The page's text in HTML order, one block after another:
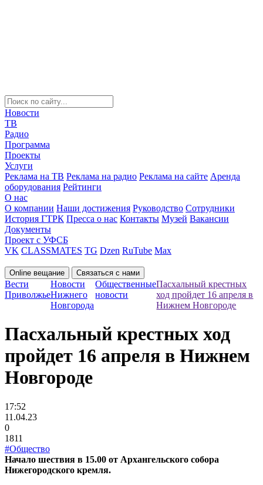
Новости
ТВ
Радио
Программа
Проекты
Услуги
Реклама на ТВ Реклама на радио Реклама на сайте Аренда
оборудования Рейтинги
О нас
О компании Наши достижения Руководство Сотрудники
История ГТРК Пресса о нас Контакты Музей Вакансии
Документы
Проект с УФСБ
VK CLASSMATES TG Dzen RuTube Max
Online вещание Связаться с нами
Вести
Приволжье
Новости
Нижнего
Новгорода
Общественные
новости
Пасхальный крестных
ход пройдет 16 апреля в
Нижнем Новгороде
Пасхальный крестных ход
пройдет 16 апреля в Нижнем
Новгороде
17:52
11.04.23
0
1811
#Общество
Начало шествия в 15.00 от Архангельского собора
Нижегородского кремля.